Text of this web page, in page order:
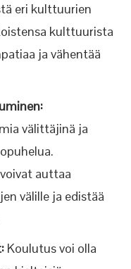
eri kulttuurien
kulttuurista
ja vähentää
välittäjinä ja
auttaa
välille ja edistää
Koulutus voi olla